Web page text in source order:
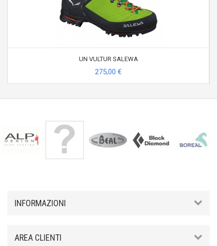
UN VULTUR SALEWA
275,00 €
INFORMAZIONI
AREA CLIENTI